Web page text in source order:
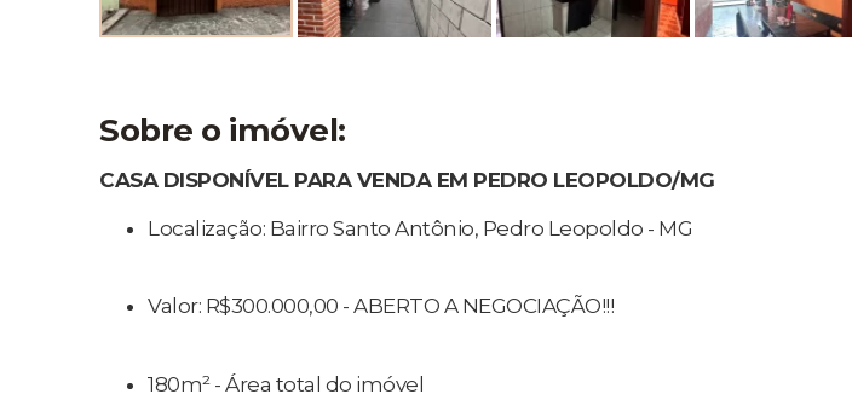
Sobre o imóvel:
CASA DISPONÍVEL PARA VENDA EM PEDRO LEOPOLDO/MG
Localização: Bairro Santo Antônio, Pedro Leopoldo - MG
Valor: R$300.000,00 - ABERTO A NEGOCIAÇÃO!!!
180m² - Área total do imóvel